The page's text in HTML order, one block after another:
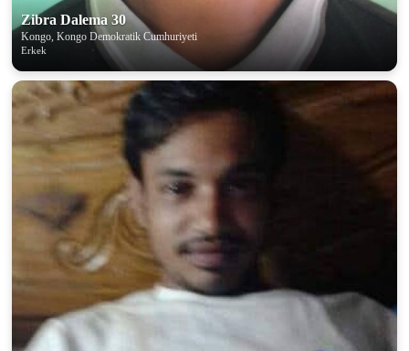
Zibra Dalema 30
Kongo, Kongo Demokratik Cumhuriyeti
Erkek